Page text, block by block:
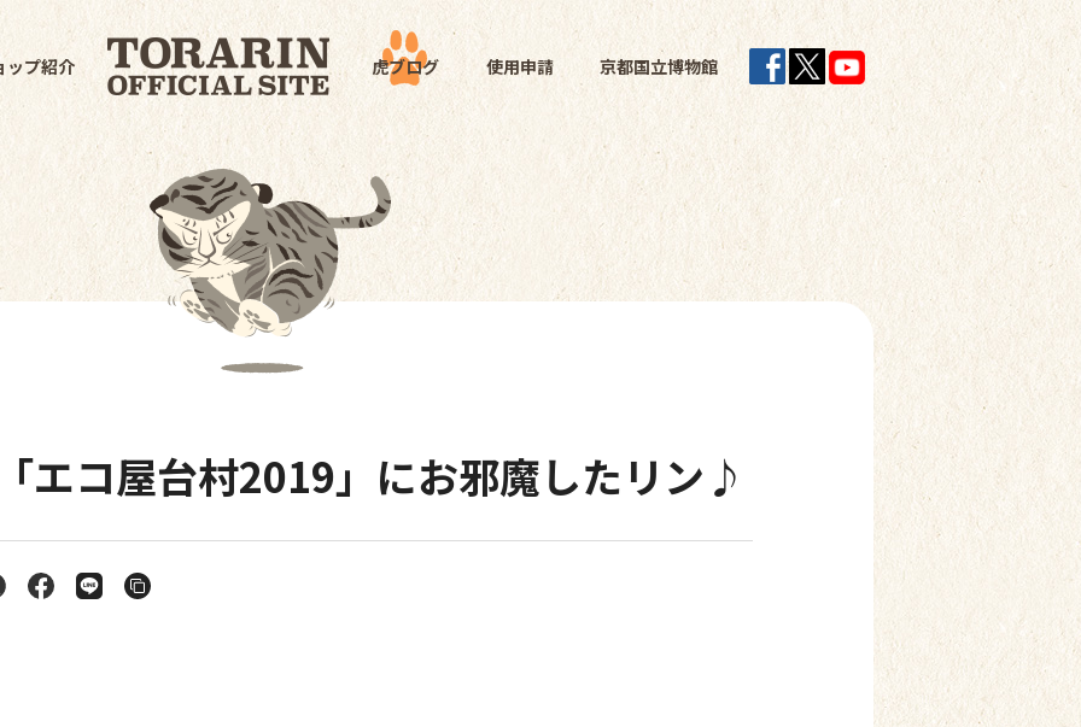
ップ紹介 虎ブログ 使用申請 京都国立博物館
エコ屋台村2019」にお邪魔したリン♪